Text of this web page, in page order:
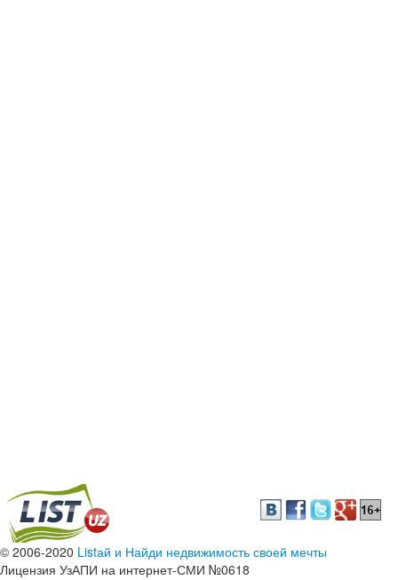
© 2006-2020 Listай и Найди недвижимость своей мечты
Лицензия УзАПИ на интернет-СМИ №0618